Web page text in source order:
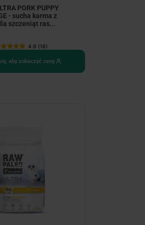
PORK PUPPY
- sucha karma z
szczeniąt ras...
4.9 (18)
aby zobaczyć ceny